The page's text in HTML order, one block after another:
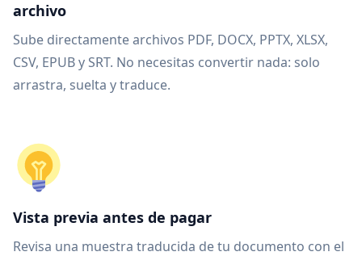
archivo
Sube directamente archivos PDF, DOCX, PPTX, XLSX,
CSV, EPUB y SRT. No necesitas convertir nada: solo
arrastra, suelta y traduce.
Vista previa antes de pagar
Revisa una muestra traducida de tu documento con el